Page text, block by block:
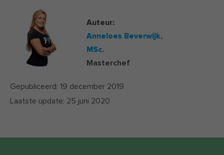
Auteur:
Anneloes Beverwijk,
MSc.
Masterchef
Gepubliceerd: 19 december 2019
Laatste update: 25 juni 2020